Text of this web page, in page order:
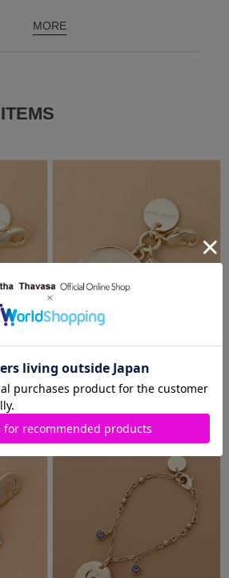
MORE
スナー
シャイニーイニシャルファスナー
チャーム…